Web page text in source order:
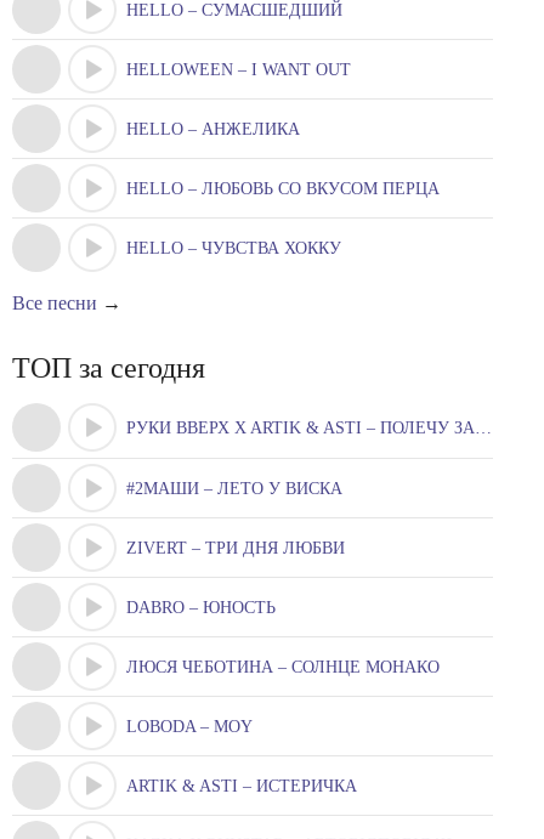
HELLO – СУМАСШЕДШИЙ
HELLOWEEN – I WANT OUT
HELLO – АНЖЕЛИКА
HELLO – ЛЮБОВЬ СО ВКУСОМ ПЕРЦА
HELLO – ЧУВСТВА ХОККУ
Все песни →
ТОП за сегодня
РУКИ ВВЕРХ X ARTIK & ASTI – ПОЛЕЧУ ЗА ТОБОЮ
#2МАШИ – ЛЕТО У ВИСКА
ZIVERT – ТРИ ДНЯ ЛЮБВИ
DABRO – ЮНОСТЬ
ЛЮСЯ ЧЕБОТИНА – СОЛНЦЕ МОНАКО
LOBODA – MOY
ARTIK & ASTI – ИСТЕРИЧКА